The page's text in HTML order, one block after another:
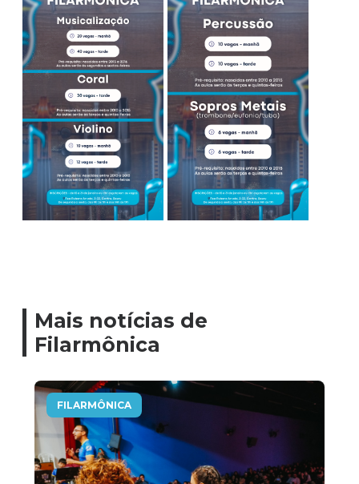
Mais notícias de
Filarmônica
FILARMÔNICA